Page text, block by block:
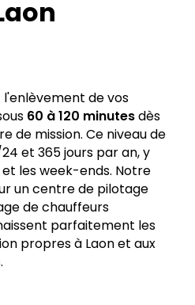
l'enlèvement de vos
60 à 120 minutesdès
mission. Ce niveau de
et 365 jours par an, y
les week-ends. Notre
un centre de pilotage